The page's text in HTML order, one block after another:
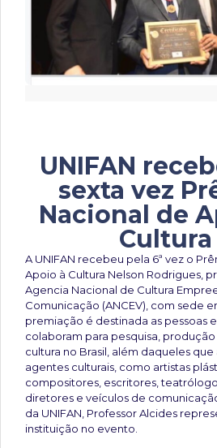
UNIFAN
sexta vez
Nacional de
Cultura
A UNIFAN recebeu pela 6ª vez o
Apoio à Cultura Nelson Rodrigues,
Agencia Nacional de Cultura
Comunicação (ANCEV), com sede
premiação é destinada as pessoas
colaboram para pesquisa,
cultura no Brasil, além daqueles
agentes culturais, como artistas
compositores, escritores,
diretores e veículos de
da UNIFAN, Professor Alcides
instituição no evento.